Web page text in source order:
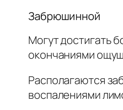
Забрюшинной
Могут достигать
окончаниями
Располагаются
воспалениями